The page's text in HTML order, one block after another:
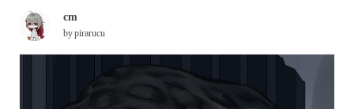
cm
bypirarucu